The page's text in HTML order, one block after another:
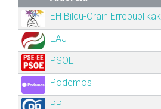
EH Bildu-Orain Errepublikak
EAJ
PSOE
Podemos
PP